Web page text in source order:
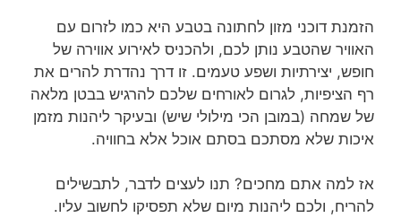
הזמנת דוכני מזון לחתונה בטבע היא כמו לזרום עם
האוויר שהטבע נותן לכם, ולהכניס לאירוע אווירה של
חופש, יצירתיות ושפע טעמים. זו דרך נהדרת להרים את
רף הציפיות, לגרום לאורחים שלכם להרגיש בבטן מלאה
של שמחה (במובן הכי מילולי שיש) ובעיקר ליהנות מזמן
איכות שלא מסתכם בסתם אוכל אלא בחוויה.
אז למה אתם מחכים? תנו לעצים לדבר, לתבשילים
להריח, ולכם ליהנות מיום שלא תפסיקו לחשוב עליו.